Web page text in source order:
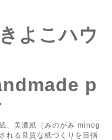
よこハウ
p
、美濃紙（みのがみ minog
れる良質な紙づくりを目指